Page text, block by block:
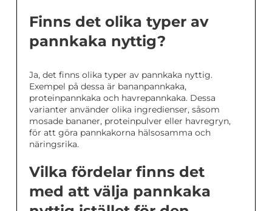
Finns det olika typer av
pannkaka nyttig?
Ja, det finns olika typer av pannkaka nyttig.
Exempel på dessa är bananpannkaka,
proteinpannkaka och havrepannkaka. Dessa
varianter använder olika ingredienser, såsom
mosade bananer, proteinpulver eller havregryn,
för att göra pannkakorna hälsosamma och
näringsrika.
Vilka fördelar finns det
med att välja pannkaka